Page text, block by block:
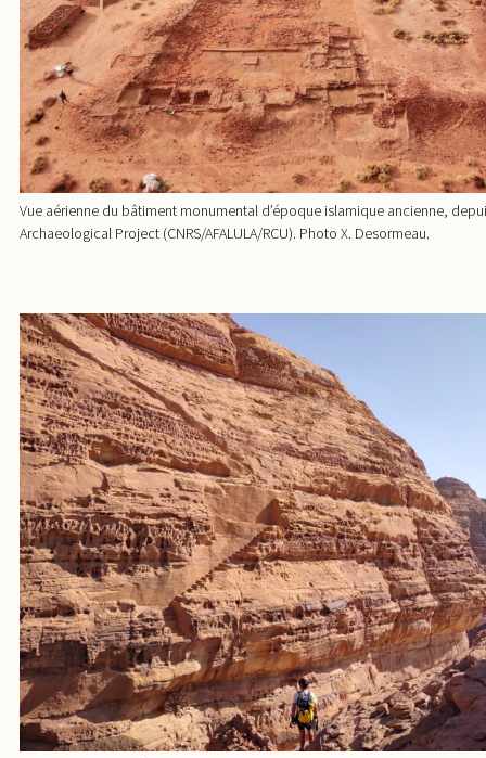
Vue aérienne du bâtiment monumental d’époque islamique ancienne,
Archaeological Project (CNRS/AFALULA/RCU). Photo X. Desormeau.